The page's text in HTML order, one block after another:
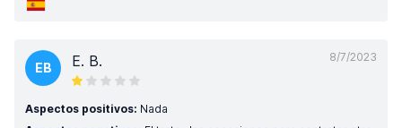
8/7/2023
EB E. B.
Aspectos positivos: Nada